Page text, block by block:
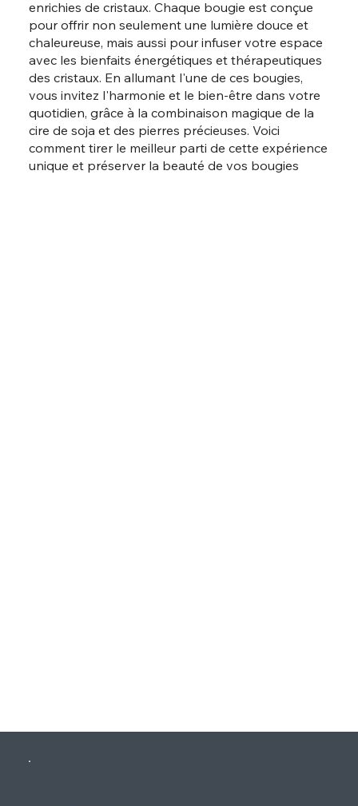
enrichies de cristaux. Chaque bougie est conçue
pour offrir non seulement une lumière douce et
chaleureuse, mais aussi pour infuser votre espace
avec les bienfaits énergétiques et thérapeutiques
des cristaux. En allumant l'une de ces bougies,
vous invitez l'harmonie et le bien-être dans votre
quotidien, grâce à la combinaison magique de la
cire de soja et des pierres précieuses. Voici
comment tirer le meilleur parti de cette expérience
unique et préserver la beauté de vos bougies